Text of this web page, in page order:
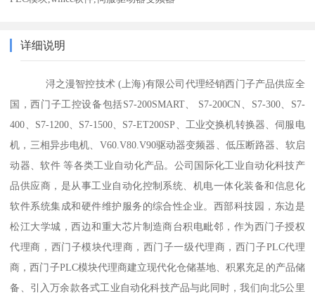
详细说明
浔之漫智控技术 (上海)有限公司代理经销西门子产品供应全
国，西门子工控设备包括S7-200SMART、 S7-200CN、S7-300、S7-
400、S7-1200、S7-1500、S7-ET200SP、工业交换机转换器、伺服电
机，三相异步电机、V60.V80.V90驱动器变频器、低压断路器、软启
动器、软件 等各类工业自动化产品。公司国际化工业自动化科技产
品供应商，是从事工业自动化控制系统、机电一体化装备和信息化
软件系统集成和硬件维护服务的综合性企业。西部科技园，东边是
松江大学城，西边和重大芯片制造商台积电毗邻，作为西门子授权
代理商，西门子模块代理商，西门子一级代理商，西门子PLC代理
商，西门子PLC模块代理商建立现代化仓储基地、积累充足的产品储
备、引入万余款各式工业自动化科技产品与此同时，我们向北5公里